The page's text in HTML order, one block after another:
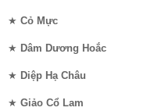
★ Cỏ Mực
★ Dâm Dương Hoắc
★ Diệp Hạ Châu
★ Giảo Cổ Lam